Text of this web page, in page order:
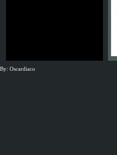
By: Oscardiaco